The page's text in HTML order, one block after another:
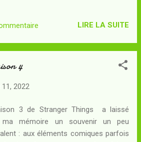
: Syffe erre, encore et toujours
par les hommes qui ne voient en lui
aile et le ramène, étape après
son enfance. Elle scelle ainsi son
Syffe doit rappeler une vieille dette
de cette ville... et pour une raison
autre, Aidan Corjoug choisit de
LIRE LA SUITE
4
2022
3 de Stranger Things a laissé
ma mémoire un souvenir un peu
: aux éléments comiques parfois